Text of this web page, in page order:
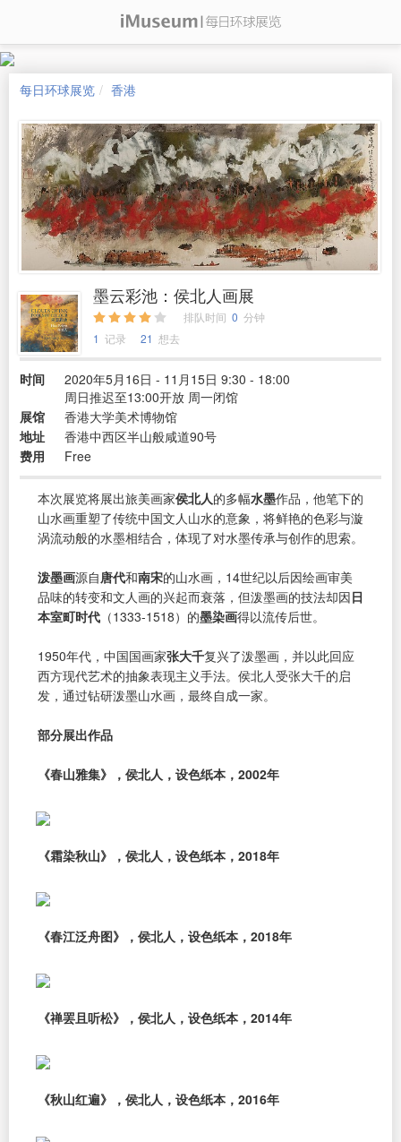
每日环球展览 香港
墨云彩池：侯北人画展
排队时间 0 分钟
1 记录 21 想去
时间
2020年5月16日 - 11月15日 9:30 - 18:00
周日推迟至13:00开放 周一闭馆
展馆
香港大学美术博物馆
地址
香港中西区半山般咸道90号
费用
Free
本次展览将展出旅美画家侯北人的多幅水墨作品，他笔下的
山水画重塑了传统中国文人山水的意象，将鲜艳的色彩与漩
涡流动般的水墨相结合，体现了对水墨传承与创作的思索。
泼墨画源自唐代和南宋的山水画，14世纪以后因绘画审美
品味的转变和文人画的兴起而衰落，但泼墨画的技法却因日
本室町时代 （1333-1518）的墨染画得以流传后世。
1950年代，中国国画家张大千复兴了泼墨画，并以此回应
西方现代艺术的抽象表现主义手法。侯北人受张大千的启
发，通过钻研泼墨山水画，最终自成一家。
部分展出作品
《春山雅集》，侯北人，设色纸本，2002年
《霜染秋山》，侯北人，设色纸本，2018年
《春江泛舟图》，侯北人，设色纸本，2018年
《禅罢且听松》，侯北人，设色纸本，2014年
《秋山红遍》，侯北人，设色纸本，2016年